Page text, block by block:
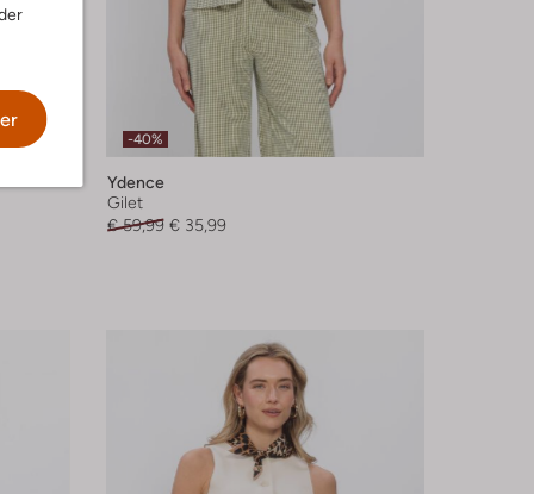
-40%
Ydence
Gilet
€ 59,99 € 35,99